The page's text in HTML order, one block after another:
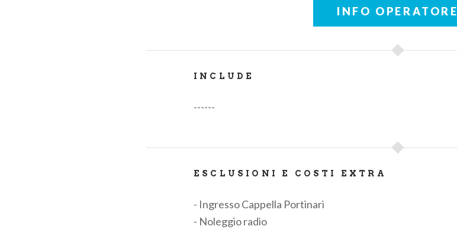
INFO OPERATORE
INCLUDE
------
ESCLUSIONI E COSTI EXTRA
- Ingresso Cappella Portinari
- Noleggio radio